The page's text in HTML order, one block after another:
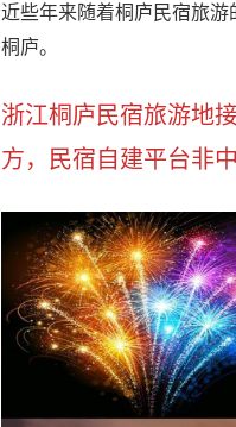
近些年来随着桐庐民宿旅
桐庐。
浙江桐庐民宿旅游地
方，民宿自建平台非中